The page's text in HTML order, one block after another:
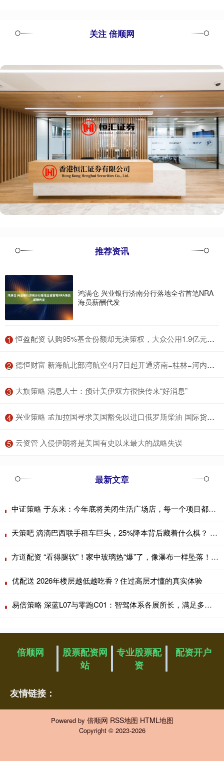
关注 倍顺网
推荐资讯
鸿满仓 兴业银行济南分行落地全省首笔NRA
海员薪酬代发
1 ​恒盈配资 认购95%基金份额却无决策权，大众公用1.9亿元投资引上交所紧急问询
2 ​德恒财富 新海航北部湾航空4月7日起开通济南=桂林=河内国际航线
3 ​大旗策略 消息人士：预计美伊双方很快传来“好消息”
4 ​兴业策略 孟加拉国寻求美国豁免以进口俄罗斯柴油 国际货币基金组织警告能源冲击
5 ​云资管 入侵伊朗将是美国有史以来最大的战略失误
最新文章
中证策略 于东来：今年底将关闭生活广场店，每一个项目都要是国际一流品质，达不到的都关了
天策吧 滴滴巴西联手租车巨头，25%降本背后藏着什么棋？ 8月6日消息，据滴
方道配资 “看得腿软”！家中玻璃热“爆”了，像瀑布一样坠落！有业主家中一月两爆…
优配送 2026年楼层越低越吃香？住过高层才懂的真实体验
易倍策略 深蓝L07与零跑C01：智驾体系各展所长，满足多样出行需求
倍顺网
股票配资网
站
专业股票配
资
配资开户
友情链接：
Powered by 倍顺网 RSS地图 HTML地图
Copyright © 2023-2026